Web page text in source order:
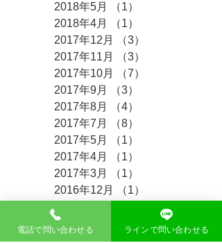
2018年5月 （1）
2018年4月
（1）
2017年12月
（3）
2017年11月
（3）
2017年10月
（7）
2017年9月
（3）
2017年8月
（4）
2017年7月
（8）
2017年5月
（1）
2017年4月
（1）
2017年3月
（1）
2016年12月
（1）
2件の記事
電話で問い合わせる ラインで問い合わせる